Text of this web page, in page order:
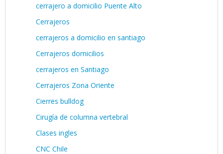
cerrajero a domicilio Puente Alto
Cerrajeros
cerrajeros a domicilio en santiago
Cerrajeros domicilios
cerrajeros en Santiago
Cerrajeros Zona Oriente
Cierres bulldog
Cirugía de columna vertebral
Clases ingles
CNC Chile